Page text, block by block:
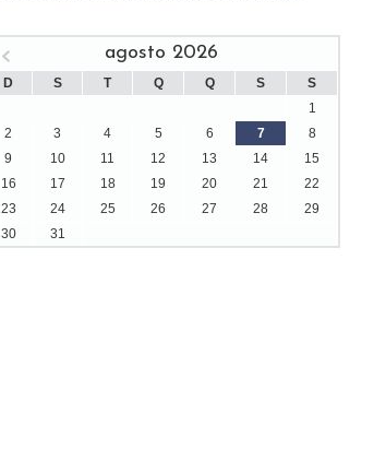
agosto 2026
D S T Q Q S
S
1
2
3 4 5 6 7
8
9
10 11 12 13 14
15
16
17 18 19 20 21
22
23
24 25 26 27 28
29
30
31